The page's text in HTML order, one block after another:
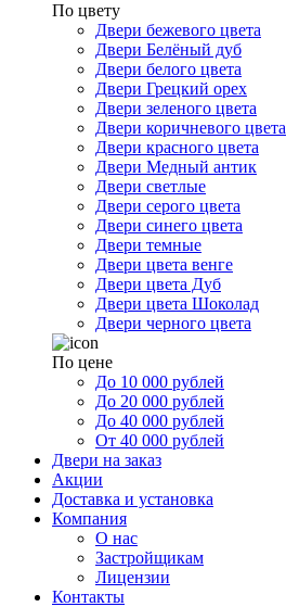
По цвету
Двери бежевого цвета
Двери Белёный дуб
Двери белого цвета
Двери Грецкий орех
Двери зеленого цвета
Двери коричневого цвета
Двери красного цвета
Двери Медный антик
Двери светлые
Двери серого цвета
Двери синего цвета
Двери темные
Двери цвета венге
Двери цвета Дуб
Двери цвета Шоколад
Двери черного цвета
По цене
До 10 000 рублей
До 20 000 рублей
До 40 000 рублей
От 40 000 рублей
Двери на заказ
Акции
Доставка и установка
Компания
О нас
Застройщикам
Лицензии
Контакты